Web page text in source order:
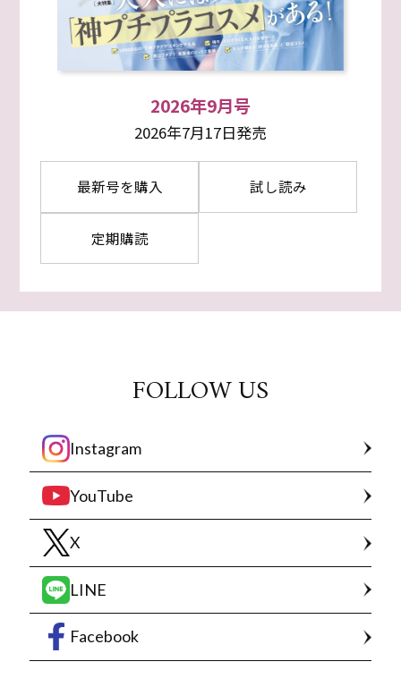
2026年9月号
2026年7月17日発売
最新号を購入 試し読み
定期購読
FOLLOW US
Instagram
YouTube
X
LINE
Facebook